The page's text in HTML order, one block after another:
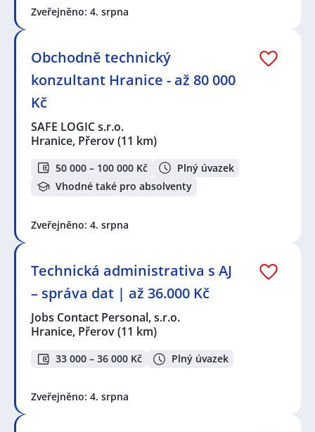
Zveřejněno: 4. srpna
Obchodně technický
konzultant Hranice - až 80 000
Kč
SAFE LOGIC s.r.o.
Hranice, Přerov(11 km)
50 000 – 100 000 Kč
Plný úvazek
Vhodné také pro absolventy
Zveřejněno: 4. srpna
Technická administrativa s AJ
– správa dat | až 36.000 Kč
Jobs Contact Personal, s.r.o.
Hranice, Přerov(11 km)
33 000 – 36 000 Kč Plný úvazek
Zveřejněno: 4. srpna